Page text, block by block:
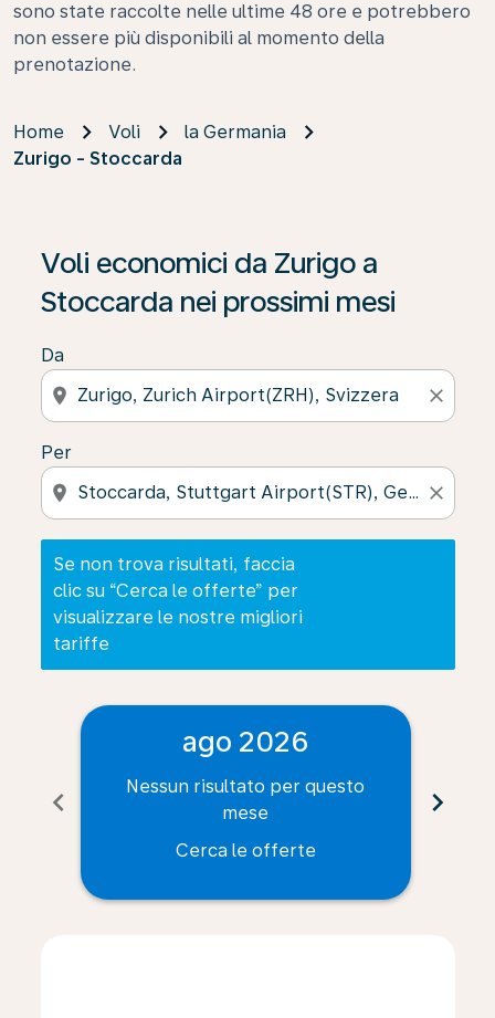
sono state raccolte nelle ultime 48 ore e potrebbero
non essere più disponibili al momento della
prenotazione.
Home Voli
la Germania
Zurigo - Stoccarda
Voli economici da Zurigo a
Stoccarda nei prossimi mesi
Da
location_on close
Per
location_on close
Se non trova risultati, faccia
clic su “Cerca le offerte” per
visualizzare le nostre migliori
tariffe
Se non trova risultati, faccia clic su “Cerca le offerte”
chevron_left
ago 2026
Nessun risultato per questo
mese
Cerca le offerte
chevron_right